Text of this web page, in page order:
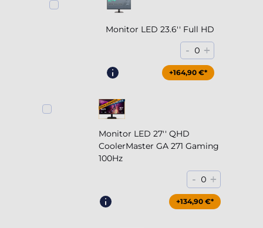
Monitor LED 23.6'' Full HD
- 0 +
+164,90 €*
Monitor LED 27'' QHD
CoolerMaster GA 271 Gaming
100Hz
- 0 +
+204,90 €*
+134,90 €*